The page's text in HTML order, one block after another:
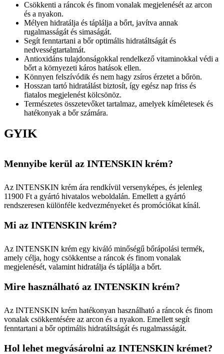
Csökkenti a ráncok és finom vonalak megjelenését az arcon
és a nyakon.
Mélyen hidratálja és táplálja a bőrt, javítva annak
rugalmasságát és simaságát.
Segít fenntartani a bőr optimális hidratáltságát és
nedvességtartalmát.
Antioxidáns tulajdonságokkal rendelkező vitaminokkal védi a
bőrt a környezeti káros hatások ellen.
Könnyen felszívódik és nem hagy zsíros érzetet a bőrön.
Hosszan tartó hidratálást biztosít, így egész nap friss és
fiatalos megjelenést kölcsönöz.
Természetes összetevőket tartalmaz, amelyek kíméletesek és
hatékonyak a bőr számára.
GYIK
Mennyibe kerül az INTENSKIN krém?
Az INTENSKIN krém ára rendkívül versenyképes, és jelenleg
11900 Ft a gyártó hivatalos weboldalán. Emellett a gyártó
rendszeresen különféle kedvezményeket és promóciókat kínál.
Mi az INTENSKIN krém?
Az INTENSKIN krém egy kiváló minőségű bőrápolási termék,
amely célja, hogy csökkentse a ráncok és finom vonalak
megjelenését, valamint hidratálja és táplálja a bőrt.
Mire használható az INTENSKIN krém?
Az INTENSKIN krém hatékonyan használható a ráncok és finom
vonalak csökkentésére az arcon és a nyakon. Emellett segít
fenntartani a bőr optimális hidratáltságát és rugalmasságát.
Hol lehet megvásárolni az INTENSKIN krémet?